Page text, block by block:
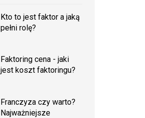
Kto to jest faktor a jaką
pełni rolę?
Faktoring cena - jaki
jest koszt faktoringu?
Franczyza czy warto?
Najważniejsze